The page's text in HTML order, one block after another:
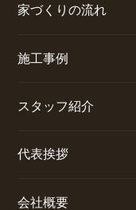
家づくりの流れ
施工事例
スタッフ紹介
代表挨拶
会社概要